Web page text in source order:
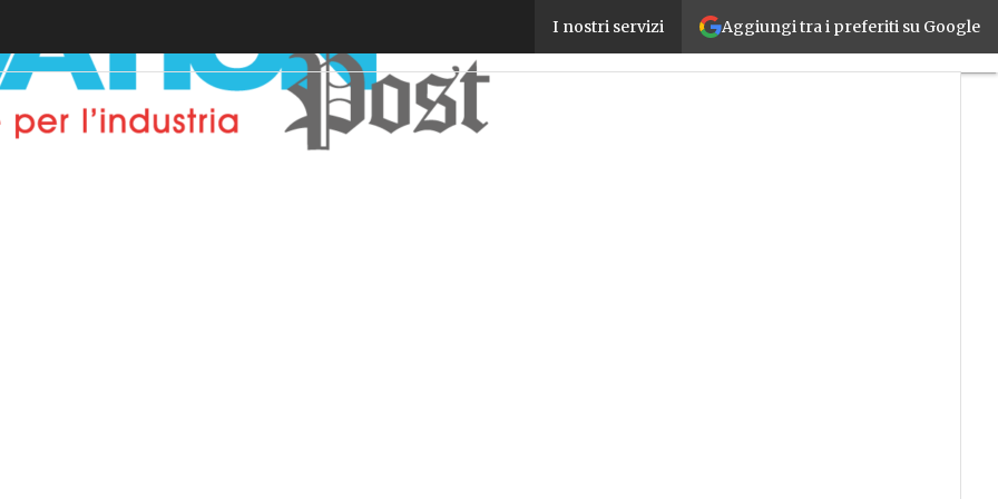
Aggiungi tra i preferiti su Google
I nostri servizi
Transizione 5.0, Urso: “A breve semplificazioni e